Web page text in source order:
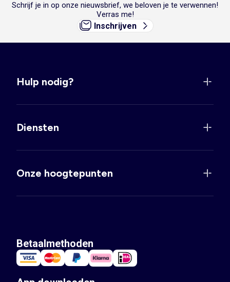
Schrijf je in op onze nieuwsbrief, we beloven je te verwennen!
Verras me!
Inschrijven
Hulp nodig?
Diensten
Onze hoogtepunten
Betaalmethoden